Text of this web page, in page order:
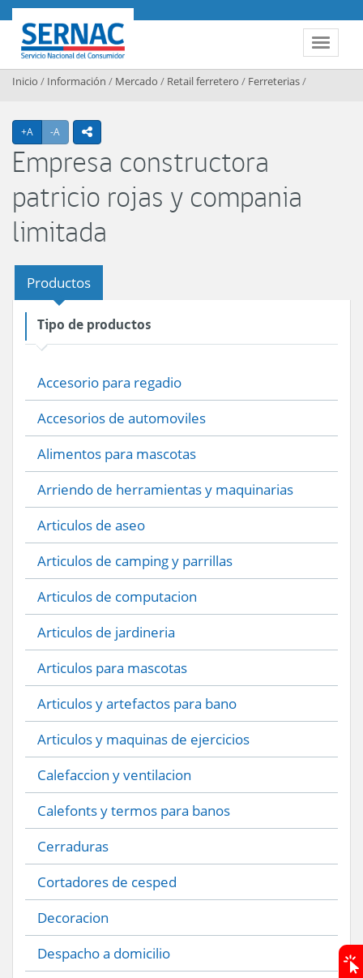
Contenido principal
Toggle
SERNAC
Inicio / Información / Mercado / Retail ferretero / Ferreterias/
+A Agrandar texto
-A Achicar textoicono compartir
Empresa constructora
patricio rojas y compania
limitada
Productos
Tipo de productos
Accesorio para regadio
Accesorios de automoviles
Alimentos para mascotas
Arriendo de herramientas y maquinarias
Articulos de aseo
Articulos de camping y parrillas
Articulos de computacion
Articulos de jardineria
Articulos para mascotas
Articulos y artefactos para bano
Articulos y maquinas de ejercicios
Calefaccion y ventilacion
Calefonts y termos para banos
Cerraduras
Cortadores de cesped
Decoracion
Despacho a domicilio